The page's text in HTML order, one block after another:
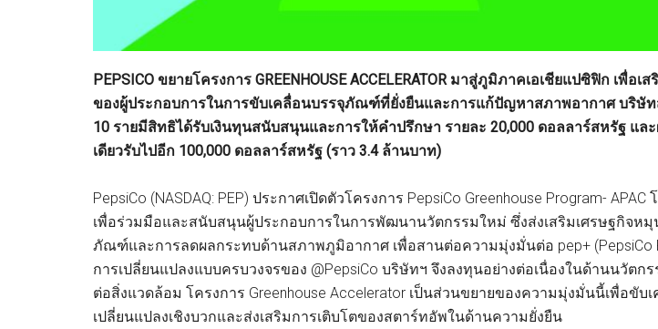
PEPSICO ขยายโครงการ GREENHOUSE ACCELERATOR มาสู่ภูมิภาคเอเชียแปซิฟิก เพื่อเ
ของผู้ประกอบการในการขับเคลื่อนบรรจุภัณฑ์ที่ยั่งยืนและการแก้ปัญหาสภาพอากาศ บริษั
10 รายมีสิทธิได้รับเงินทุนสนับสนุนและการให้คำปรึกษา รายละ 20,000 ดอลลาร์สหรัฐ แล
เดียวรับไปอีก 100,000 ดอลลาร์สหรัฐ (ราว 3.4 ล้านบาท)
PepsiCo (NASDAQ: PEP) ประกาศเปิดตัวโครงการ PepsiCo Greenhouse Program- APAC
เพื่อร่วมมือและสนับสนุนผู้ประกอบการในการพัฒนานวัตกรรมใหม่ ซึ่งส่งเสริมเศรษฐกิจหมุ
ภัณฑ์และการลดผลกระทบด้านสภาพภูมิอากาศ เพื่อสานต่อความมุ่งมั่นต่อ pep+ (PepsiCo
การเปลี่ยนแปลงแบบครบวงจรของ @PepsiCo บริษัทฯ จึงลงทุนอย่างต่อเนื่องในด้านนวัตก
ต่อสิ่งแวดล้อม โครงการ Greenhouse Accelerator เป็นส่วนขยายของความมุ่งมั่นนี้เพื่อขับ
เปลี่ยนแปลงเชิงบวกและส่งเสริมการเติบโตของสตาร์ทอัพในด้านความยั่งยืน